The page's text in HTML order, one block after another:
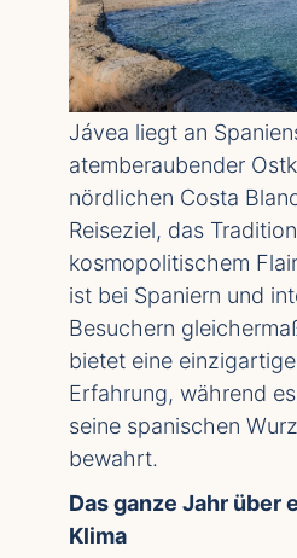
Jávea liegt an
atemberaubender
nördlichen Costa
Reiseziel, das
kosmopolitischem
ist bei Spaniern und
Besuchern
bietet eine
Erfahrung, während
seine spanischen
bewahrt.
Das ganze Jahr über
Klima